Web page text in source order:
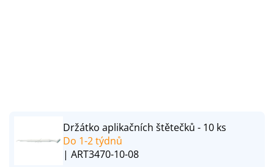
Držátko aplikačních štětečků - 10 ks
Do 1-2 týdnů
| ART3470-10-08